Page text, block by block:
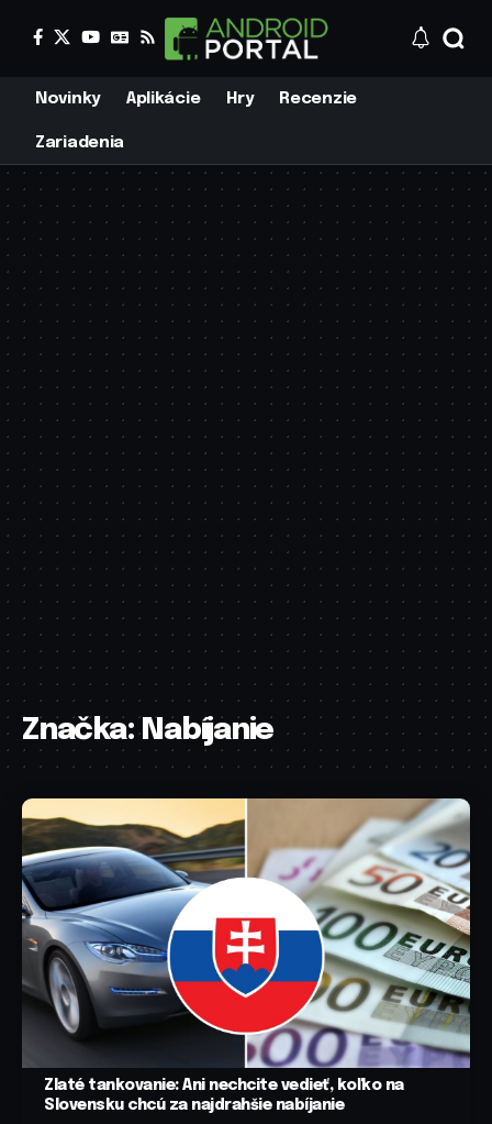
Novinky Aplikácie Hry Recenzie
Zariadenia
Značka:Nabíjanie
Zlaté tankovanie: Ani nechcite vedieť, koľko na
Slovensku chcú za najdrahšie nabíjanie